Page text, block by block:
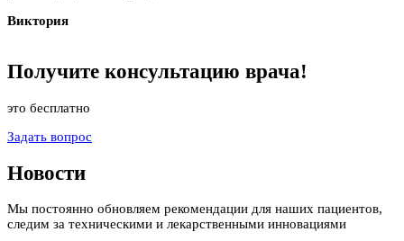
Виктория
Получите консультацию врача!
это бесплатно
Задать вопрос
Новости
Мы постоянно обновляем рекомендации для наших пациентов,
следим за техническими и лекарственными инновациями